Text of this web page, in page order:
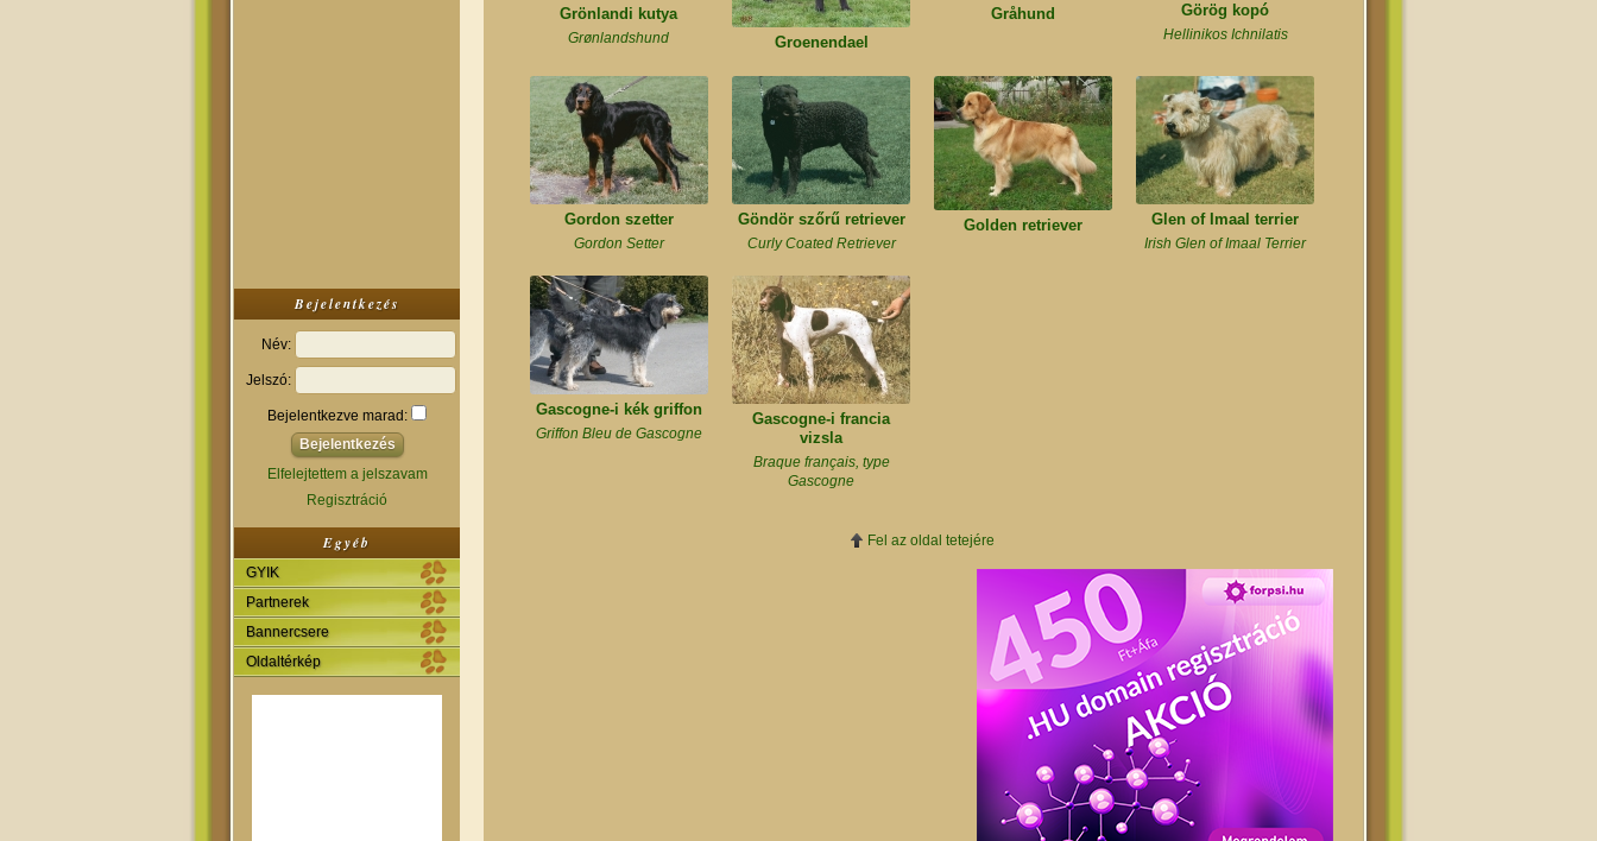
Bejelentkezés
Név:
Jelszó:
Bejelentkezve marad:
Elfelejtettem a jelszavam
Regisztráció
Egyéb
GYIK
Partnerek
Bannercsere
Oldaltérkép
Grönlandi kutya
Grønlandshund Groenendael
Gråhund Görög kopó
Hellinikos Ichnilatis
Gordon szetter
Gordon Setter
Göndör szőrű retriever
Curly Coated Retriever
Golden retriever Glen of Imaal terrier
Irish Glen of Imaal Terrier
Gascogne-i kék griffon
Griffon Bleu de Gascogne
Gascogne-i francia
vizsla
Braque français, type
Gascogne
Fel az oldal tetejére